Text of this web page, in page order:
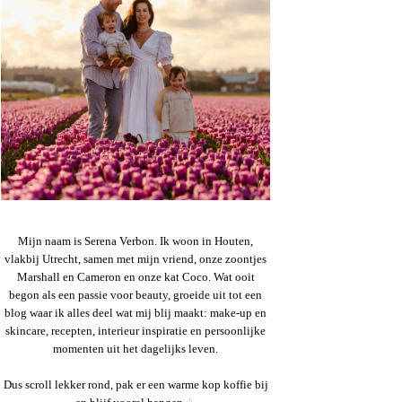
Mijn naam is Serena Verbon. Ik woon in Houten,
vlakbij Utrecht, samen met mijn vriend, onze zoontjes
Marshall en Cameron en onze kat Coco. Wat ooit
begon als een passie voor beauty, groeide uit tot een
blog waar ik alles deel wat mij blij maakt: make-up en
skincare, recepten, interieur inspiratie en persoonlijke
momenten uit het dagelijks leven.
Dus scroll lekker rond, pak er een warme kop koffie bij